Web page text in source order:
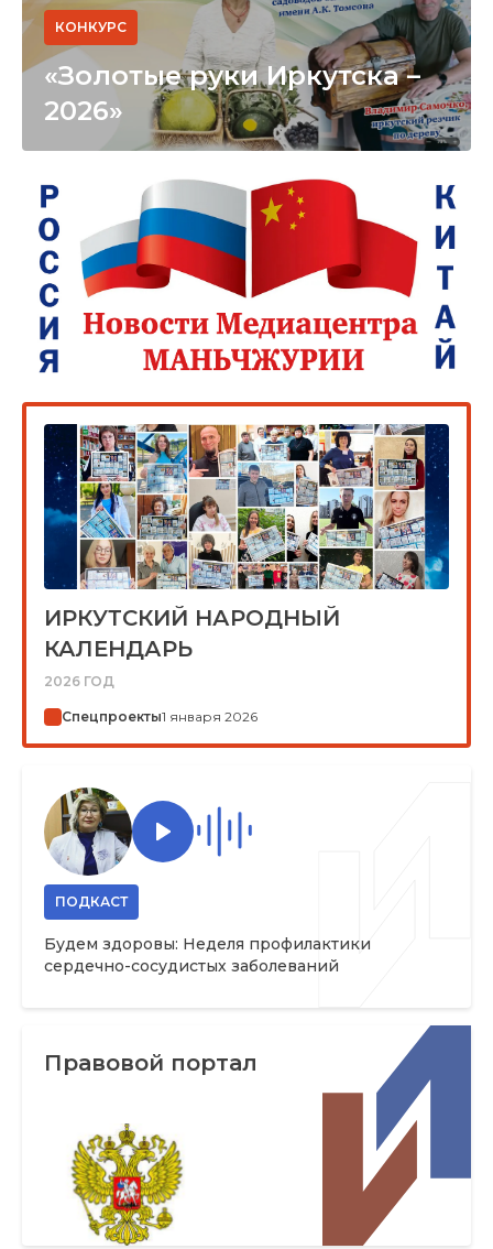
КОНКУРС
«Золотые руки Иркутска –
2026»
ИРКУТСКИЙ НАРОДНЫЙ
КАЛЕНДАРЬ
2026 ГОД
Спецпроекты1 января 2026
ПОДКАСТ
Будем здоровы: Неделя профилактики
сердечно-сосудистых заболеваний
Правовой портал